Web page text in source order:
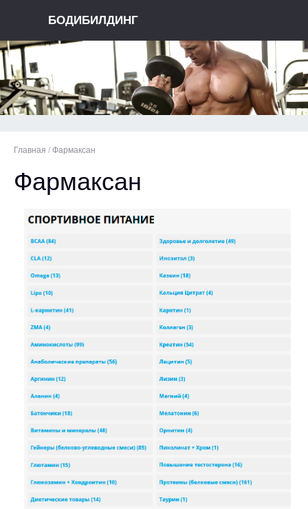
БОДИБИЛДИНГ
Главная / Фармаксан
Фармаксан